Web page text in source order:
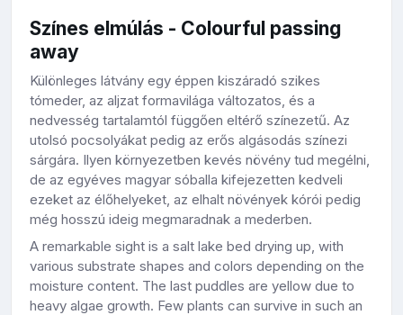
Színes elmúlás - Colourful passing
away
Különleges látvány egy éppen kiszáradó szikes
tómeder, az aljzat formavilága változatos, és a
nedvesség tartalamtól függően eltérő színezetű. Az
utolsó pocsolyákat pedig az erős algásodás színezi
sárgára. Ilyen környezetben kevés növény tud megélni,
de az egyéves magyar sóballa kifejezetten kedveli
ezeket az élőhelyeket, az elhalt növények kórói pedig
még hosszú ideig megmaradnak a mederben.
A remarkable sight is a salt lake bed drying up, with
various substrate shapes and colors depending on the
moisture content. The last puddles are yellow due to
heavy algae growth. Few plants can survive in such an